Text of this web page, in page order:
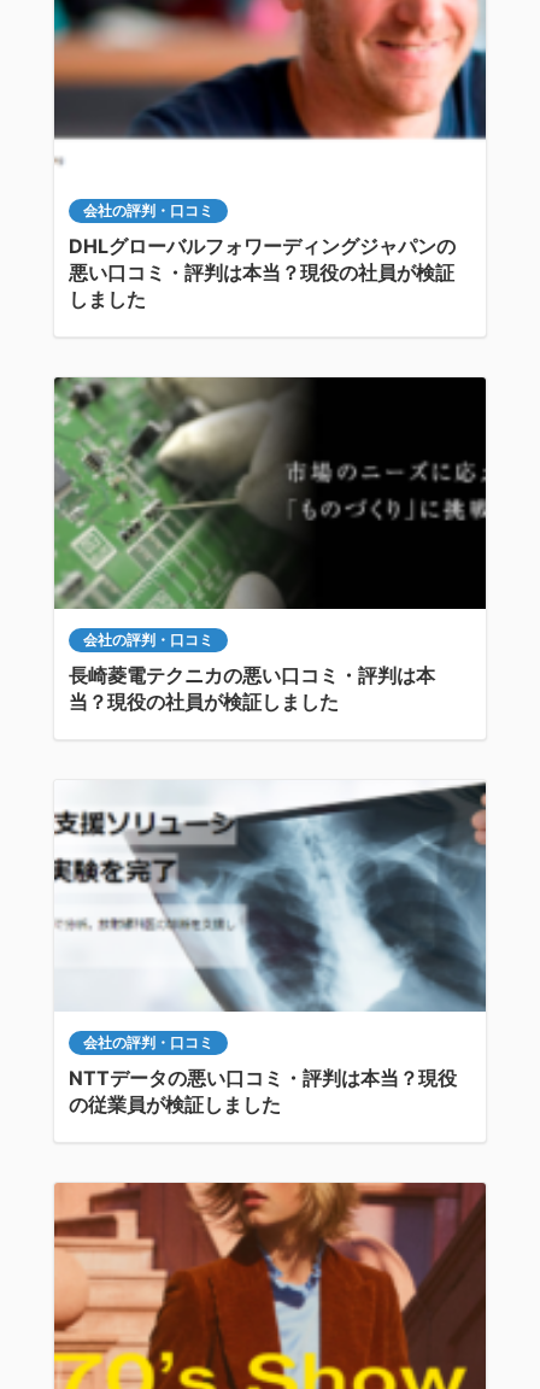
会社の評判・口コミ
DHLグローバルフォワーディングジャパンの
悪い口コミ・評判は本当？現役の社員が検証
しました
会社の評判・口コミ
長崎菱電テクニカの悪い口コミ・評判は本
当？現役の社員が検証しました
会社の評判・口コミ
NTTデータの悪い口コミ・評判は本当？現役
の従業員が検証しました